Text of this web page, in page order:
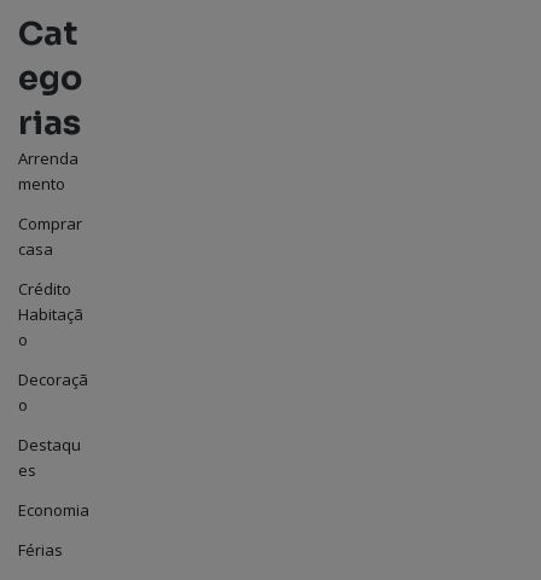
Cat
ego
rias
Arrenda
mento
Comprar
casa
Crédito
Habitaçã
o
Decoraçã
o
Destaqu
es
Economia
Férias